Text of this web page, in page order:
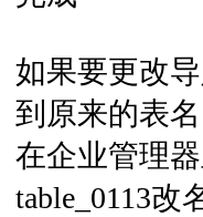
如果要更改
到原来的表
在企业管理
table_0113改